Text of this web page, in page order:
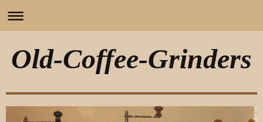
Old-Coffee-Grinders